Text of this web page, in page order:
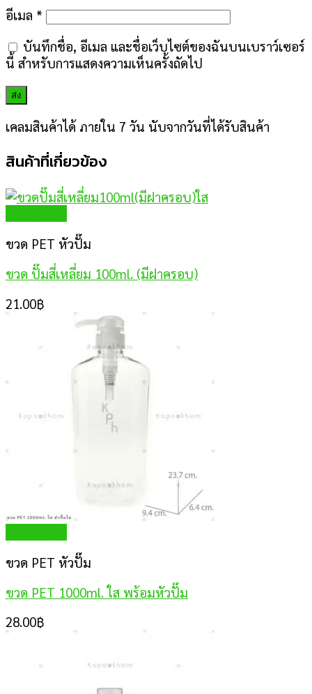
อีเมล *
บันทึกชื่อ, อีเมล และชื่อเว็บไซต์ของฉันบนเบราว์เซอร์
นี้ สำหรับการแสดงความเห็นครั้งถัดไป
เคลมสินค้าได้ ภายใน 7 วัน นับจากวันที่ได้รับสินค้า
สินค้าที่เกี่ยวข้อง
ขวด PET หัวปั๊ม
ขวด ปั๊มสี่เหลี่ยม 100ml. (มีฝาครอบ)
21.00฿
ขวด PET หัวปั๊ม
ขวด PET 1000ml. ใส พร้อมหัวปั๊ม
28.00฿